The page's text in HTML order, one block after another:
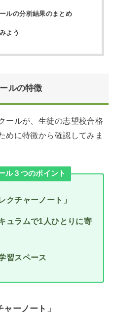
ルの分析結果のまとめ
よう
ルの特徴
ールが、生徒の志望校合格
めに特徴から確認してみま
ル３つのポイント
クチャーノート」
ュラムで1人ひとりに寄
習スペース
ーノート」